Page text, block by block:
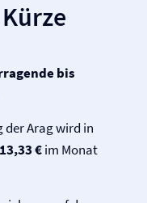
bis
der Arag wird in
€im Monat